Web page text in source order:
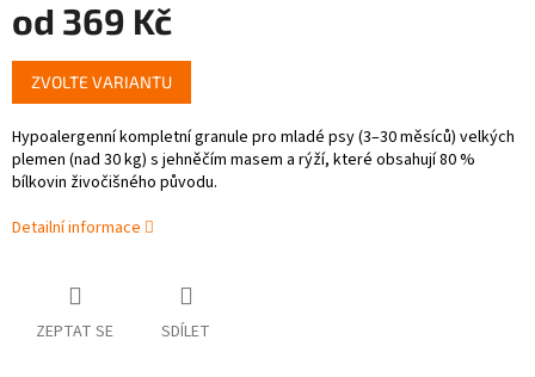
od 369 Kč
Měrná
cena:
ZVOLTE VARIANTU
Hypoalergenní kompletní granule pro mladé psy (3–30 měsíců) velkých
plemen (nad 30 kg) s jehněčím masem a rýží, které obsahují 80 %
bílkovin živočišného původu.
Detailní informace
ZEPTAT SE SDÍLET